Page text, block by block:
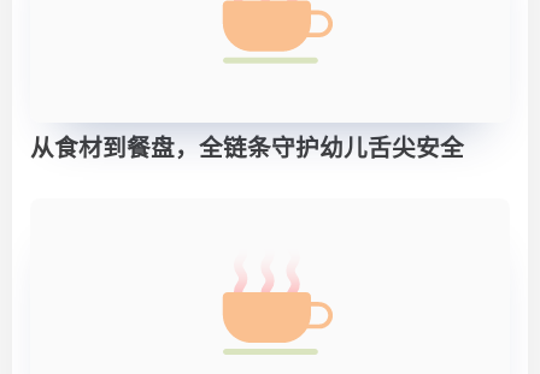
从食材到餐盘，全链条守护幼儿舌尖安全